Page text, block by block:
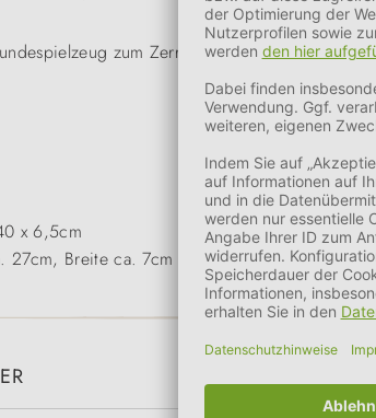
zum Zerren, Apportieren und
x 6,5cm
27cm, Breite ca. 7cm